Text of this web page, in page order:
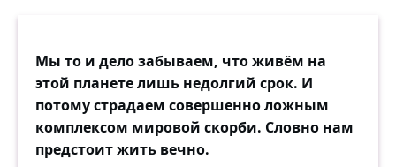
Мы то и дело забываем, что живём на
этой планете лишь недолгий срок. И
потому страдаем совершенно ложным
комплексом мировой скорби. Словно нам
предстоит жить вечно.